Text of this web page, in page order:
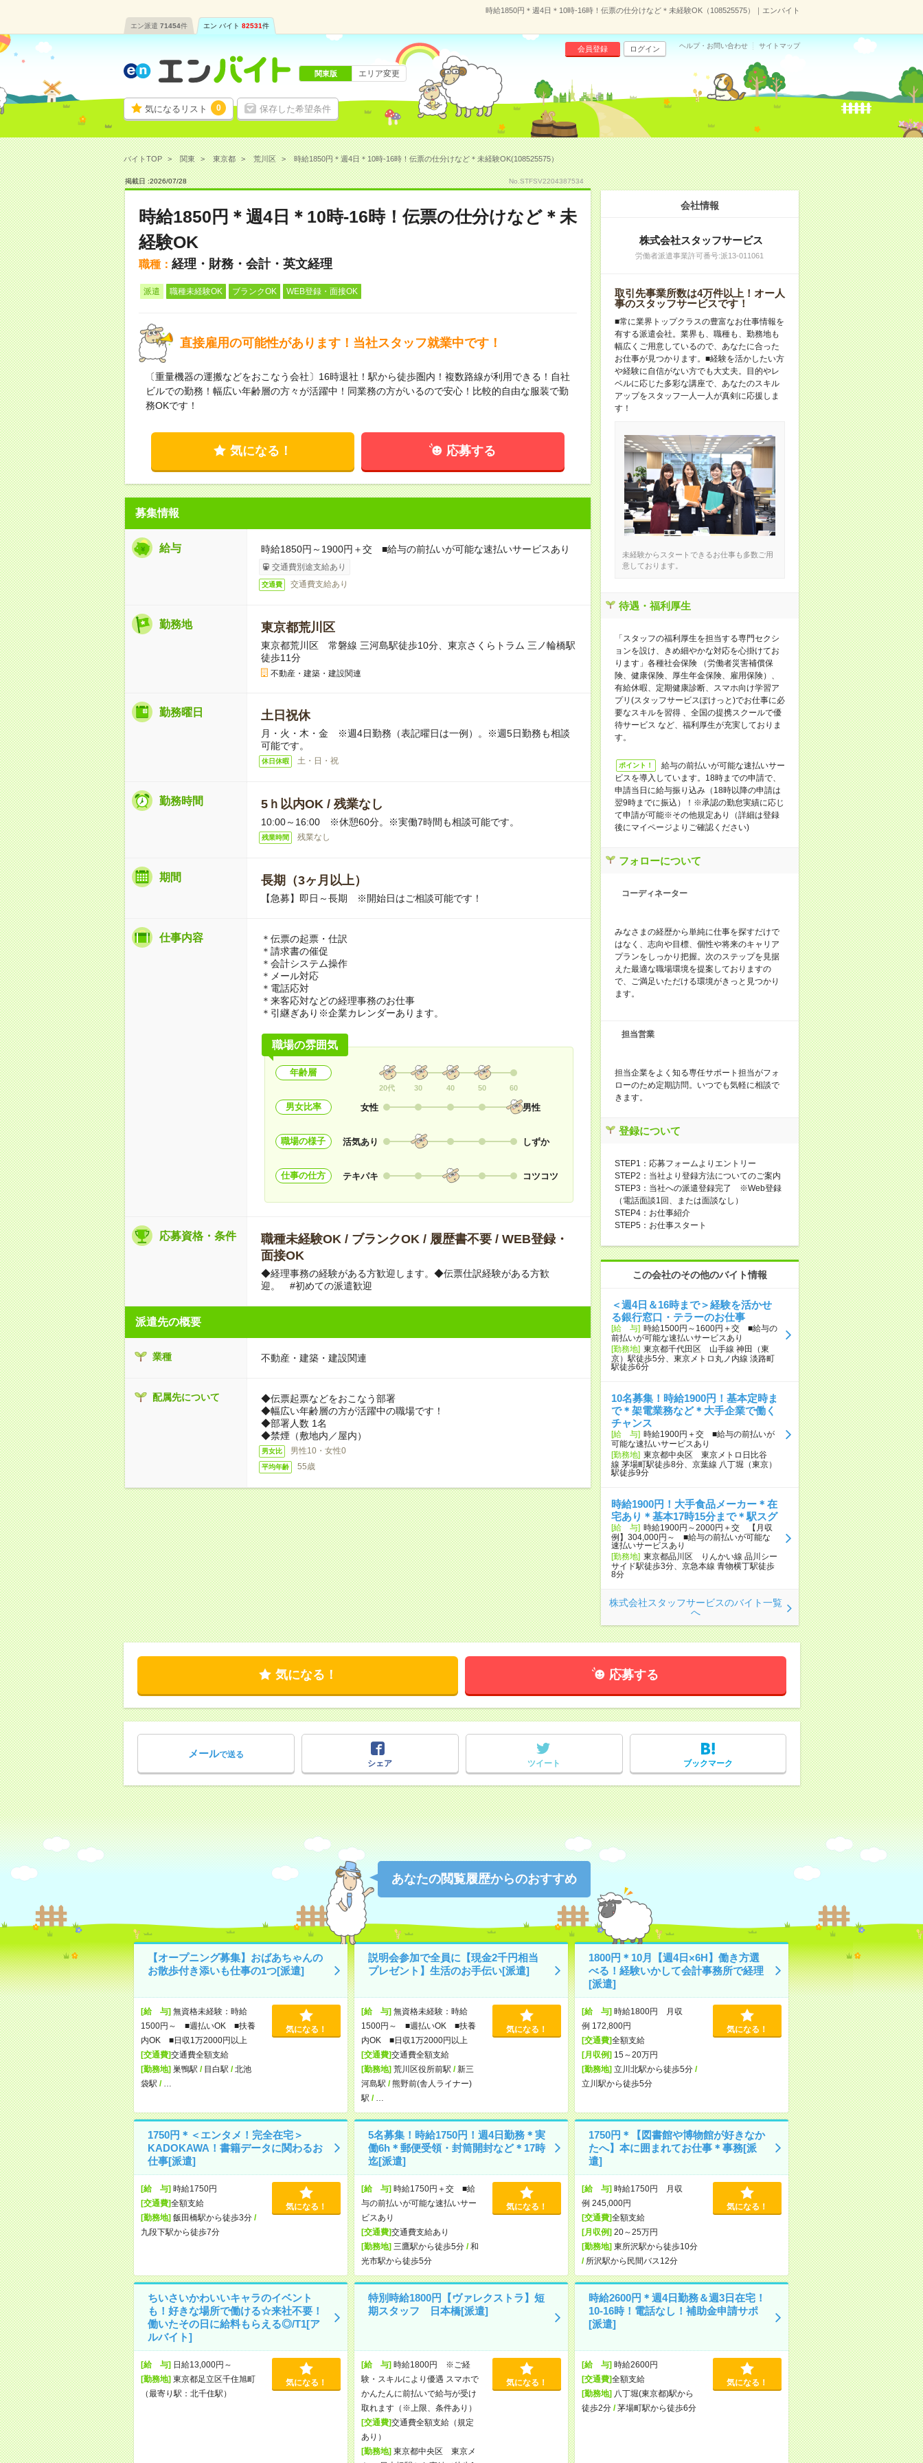
時給1850円＊週4日＊10時-16時！伝票の仕分けなど＊未経験OK（108525575）｜エンバイト
エン派遣 71454件 エン バイト 82531件
気になるリスト 0 保存した希望条件
会員登録 ログイン ヘルプ・お問い合わせ サイトマップ
関東版 エリア変更
バイトTOP 関東 東京都 荒川区 時給1850円＊週4日＊10時-16時！伝票の仕分けなど＊未経験OK(108525575）
掲載日 :2026/07/28 No.STFSV2204387534
時給1850円＊週4日＊10時-16時！伝票の仕分けなど＊未
経験OK
職種： 経理・財務・会計・英文経理
派遣 職種未経験OK ブランクOK WEB登録・面接OK
直接雇用の可能性があります！当社スタッフ就業中です！
〔重量機器の運搬などをおこなう会社〕16時退社！駅から徒歩圏内！複数路線が利用できる！自社
ビルでの勤務！幅広い年齢層の方々が活躍中！同業務の方がいるので安心！比較的自由な服装で勤
務ОKです！
気になる！ 応募する
募集情報
給与 時給1850円～1900円＋交 ■給与の前払いが可能な速払いサービスあり
交通費別途支給あり
交通費 交通費支給あり
勤務地 東京都荒川区
東京都荒川区 常磐線 三河島駅徒歩10分、東京さくらトラム 三ノ輪橋駅
徒歩11分
不動産・建築・建設関連
勤務曜日 土日祝休
月・火・木・金 ※週4日勤務（表記曜日は一例）。※週5日勤務も相談
可能です。
休日休暇 土・日・祝
勤務時間 5ｈ以内OK / 残業なし
10:00～16:00 ※休憩60分。※実働7時間も相談可能です。
残業時間 残業なし
期間 長期（3ヶ月以上）
【急募】即日～長期 ※開始日はご相談可能です！
仕事内容
＊伝票の起票・仕訳
＊請求書の催促
＊会計システム操作
＊メール対応
＊電話応対
＊来客応対などの経理事務のお仕事
＊引継ぎあり※企業カレンダーあります。
職場の雰囲気
年齢層
20代 30 40 50 60
男女比率 女性 男性
職場の様子 活気あり しずか
仕事の仕方 テキパキ コツコツ
応募資格・条件
職種未経験OK / ブランクOK / 履歴書不要 / WEB登録・
面接OK
◆経理事務の経験がある方歓迎します。◆伝票仕訳経験がある方歓
迎。 #初めての派遣歓迎
派遣先の概要
業種 不動産・建築・建設関連
配属先について
◆伝票起票などをおこなう部署
◆幅広い年齢層の方が活躍中の職場です！
◆部署人数 1名
◆禁煙（敷地内／屋内）
男女比 男性10・女性0
平均年齢 55歳
会社情報
株式会社スタッフサービス
労働者派遣事業許可番号:派13-011061
取引先事業所数は4万件以上！オー人
事のスタッフサービスです！
■常に業界トップクラスの豊富なお仕事情報を
有する派遣会社。業界も、職種も、勤務地も
幅広くご用意しているので、あなたに合った
お仕事が見つかります。■経験を活かしたい方
や経験に自信がない方でも大丈夫。目的やレ
ベルに応じた多彩な講座で、あなたのスキル
アップをスタッフ一人一人が真剣に応援しま
す！
未経験からスタートできるお仕事も多数ご用
意しております。
待遇・福利厚生
「スタッフの福利厚生を担当する専門セクシ
ョンを設け、きめ細やかな対応を心掛けてお
ります」各種社会保険 （労働者災害補償保
険、健康保険、厚生年金保険、雇用保険）、
有給休暇、定期健康診断、スマホ向け学習ア
プリ(スタッフサービスぽけっと)でお仕事に必
要なスキルを習得 、全国の提携スクールで優
待サービス など、福利厚生が充実しておりま
す。
ポイント！
給与の前払いが可能な速払いサー
ビスを導入しています。18時までの申請で、
申請当日に給与振り込み（18時以降の申請は
翌9時までに振込）！※承認の勤怠実績に応じ
て申請が可能※その他規定あり（詳細は登録
後にマイページよりご確認ください)
フォローについて
コーディネーター
みなさまの経歴から単純に仕事を探すだけで
はなく、志向や目標、個性や将来のキャリア
プランをしっかり把握。次のステップを見据
えた最適な職場環境を提案しておりますの
で、ご満足いただける環境がきっと見つかり
ます。
担当営業
担当企業をよく知る専任サポート担当がフォ
ローのため定期訪問。いつでも気軽に相談で
きます。
登録について
STEP1：応募フォームよりエントリー
STEP2：当社より登録方法についてのご案内
STEP3：当社への派遣登録完了 ※Web登録
（電話面談1回、または面談なし）
STEP4：お仕事紹介
STEP5：お仕事スタート
この会社のその他のバイト情報
＜週4日＆16時まで＞経験を活かせ
る銀行窓口・テラーのお仕事
[給 与] 時給1500円～1600円＋交 ■給与の
前払いが可能な速払いサービスあり
[勤務地] 東京都千代田区 山手線 神田（東
京）駅徒歩5分、東京メトロ丸ノ内線 淡路町
駅徒歩6分
10名募集！時給1900円！基本定時ま
で＊架電業務など＊大手企業で働く
チャンス
[給 与] 時給1900円＋交 ■給与の前払いが
可能な速払いサービスあり
[勤務地] 東京都中央区 東京メトロ日比谷
線 茅場町駅徒歩8分、京葉線 八丁堀（東京）
駅徒歩9分
時給1900円！大手食品メーカー＊在
宅あり＊基本17時15分まで＊駅スグ
[給 与] 時給1900円～2000円＋交 【月収
例】304,000円～ ■給与の前払いが可能な
速払いサービスあり
[勤務地] 東京都品川区 りんかい線 品川シー
サイド駅徒歩3分、京急本線 青物横丁駅徒歩
8分
株式会社スタッフサービスのバイト一覧
へ
気になる！ 応募する
メールで送る
シェア
ツイート ブックマーク
あなたの閲覧履歴からのおすすめ
【オープニング募集】おばあちゃんの
お散歩付き添いも仕事の1つ[派遣]
[給 与]無資格未経験：時給
1500円～ ■週払いOK ■扶養
内OK ■日収1万2000円以上
[交通費]交通費全額支給
[勤務地]巣鴨駅 / 目白駅 /北池
袋駅 /
気になる！
説明会参加で全員に【現金2千円相当
プレゼント】生活のお手伝い[派遣]
[給 与]無資格未経験：時給
1500円～ ■週払いOK ■扶養
内OK ■日収1万2000円以上
[交通費]交通費全額支給
[勤務地]荒川区役所前駅 /新三
河島駅 /熊野前(舎人ライナー)
駅 /
気になる！
1800円＊10月【週4日×6H】働き方選
べる！経験いかして会計事務所で経理
[派遣]
[給 与]時給1800円 月収
例 172,800円
[交通費]全額支給
[月収例]15～20万円
[勤務地]立川北駅から徒歩5分/
立川駅から徒歩5分
気になる！
1750円＊＜エンタメ！完全在宅＞
KADOKAWA！書籍データに関わるお
仕事[派遣]
[給 与]時給1750円
[交通費]全額支給
[勤務地]飯田橋駅から徒歩3分/
九段下駅から徒歩7分
気になる！
5名募集！時給1750円！週4日勤務＊実
働6h＊郵便受領・封筒開封など＊17時
迄[派遣]
[給 与]時給1750円＋交 ■給
与の前払いが可能な速払いサー
ビスあり
[交通費]交通費支給あり
[勤務地]三鷹駅から徒歩5分/和
光市駅から徒歩5分
気になる！
1750円＊【図書館や博物館が好きなか
たへ】本に囲まれてお仕事＊事務[派
遣]
[給 与]時給1750円 月収
例 245,000円
[交通費]全額支給
[月収例]20～25万円
[勤務地]東所沢駅から徒歩10分
/ 所沢駅から民間バス12分
気になる！
ちいさいかわいいキャラのイベント
も！好きな場所で働ける☆来社不要！
働いたその日に給料もらえる◎/T1[ア
ルバイト]
[給 与]日給13,000円～
[勤務地]東京都足立区千住旭町
（最寄り駅：北千住駅）
気になる！
特別時給1800円【ヴァレクストラ】短
期スタッフ 日本橋[派遣]
[給 与]時給1800円 ※ご経
験・スキルにより優遇 スマホで
かんたんに前払いで給与が受け
取れます（※上限、条件あり）
[交通費]交通費全額支給（規定
あり）
[勤務地]東京都中央区 東京メ
気になる！
時給2600円＊週4日勤務＆週3日在宅！
10-16時！電話なし！補助金申請サポ
[派遣]
[給 与]時給2600円
[交通費]全額支給
[勤務地]八丁堀(東京都)駅から
徒歩2分/茅場町駅から徒歩6分
気になる！